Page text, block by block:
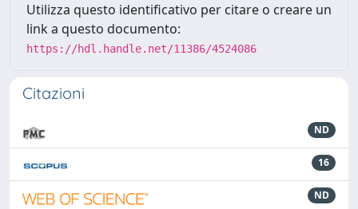
Utilizza questo identificativo per citare o creare un
link a questo documento:
https://hdl.handle.net/11386/4524086
Citazioni
ND
16
ND